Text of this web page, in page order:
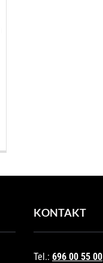
KONTAKT
Tel.: 696 00 55 00